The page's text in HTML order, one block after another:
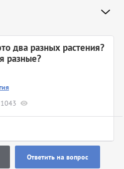
1043
два разных растения?
разные?
Ответить на вопрос